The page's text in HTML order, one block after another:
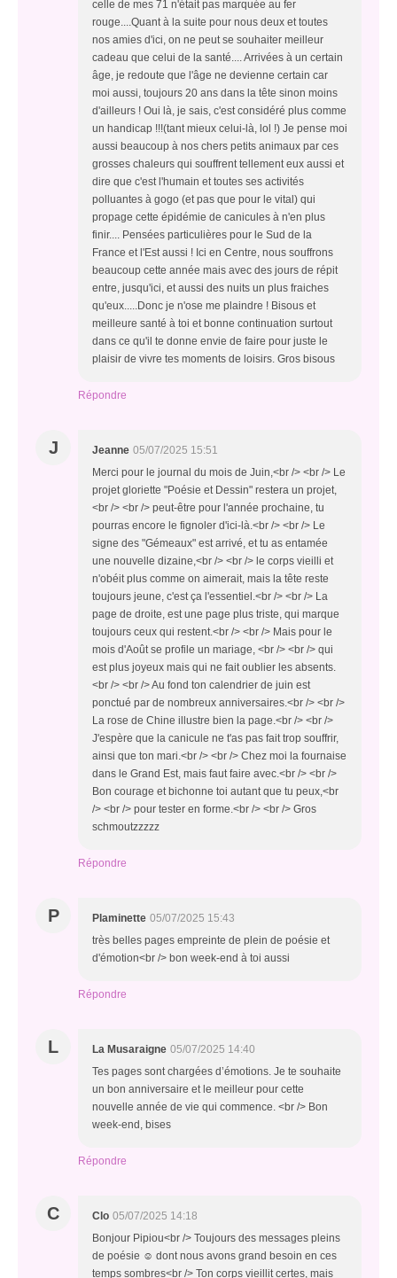
celle de mes 71 n'était pas marquée au fer
rouge....Quant à la suite pour nous deux et toutes
nos amies d'ici, on ne peut se souhaiter meilleur
cadeau que celui de la santé.... Arrivées à un certain
âge, je redoute que l'âge ne devienne certain car
moi aussi, toujours 20 ans dans la tête sinon moins
d'ailleurs ! Oui là, je sais, c'est considéré plus comme
un handicap !!!(tant mieux celui-là, lol !) Je pense moi
aussi beaucoup à nos chers petits animaux par ces
grosses chaleurs qui souffrent tellement eux aussi et
dire que c'est l'humain et toutes ses activités
polluantes à gogo (et pas que pour le vital) qui
propage cette épidémie de canicules à n'en plus
finir.... Pensées particulières pour le Sud de la
France et l'Est aussi ! Ici en Centre, nous souffrons
beaucoup cette année mais avec des jours de répit
entre, jusqu'ici, et aussi des nuits un plus fraiches
qu'eux.....Donc je n'ose me plaindre ! Bisous et
meilleure santé à toi et bonne continuation surtout
dans ce qu'il te donne envie de faire pour juste le
plaisir de vivre tes moments de loisirs. Gros bisous
Répondre
J Jeanne 05/07/2025 15:51
Merci pour le journal du mois de Juin,<br /> <br /> Le
projet gloriette "Poésie et Dessin" restera un projet,
<br /> <br /> peut-être pour l'année prochaine, tu
pourras encore le fignoler d'ici-là.<br /> <br /> Le
signe des "Gémeaux" est arrivé, et tu as entamée
une nouvelle dizaine,<br /> <br /> le corps vieilli et
n'obéit plus comme on aimerait, mais la tête reste
toujours jeune, c'est ça l'essentiel.<br /> <br /> La
page de droite, est une page plus triste, qui marque
toujours ceux qui restent.<br /> <br /> Mais pour le
mois d'Août se profile un mariage, <br /> <br /> qui
est plus joyeux mais qui ne fait oublier les absents.
<br /> <br /> Au fond ton calendrier de juin est
ponctué par de nombreux anniversaires.<br /> <br />
La rose de Chine illustre bien la page.<br /> <br />
J'espère que la canicule ne t'as pas fait trop souffrir,
ainsi que ton mari.<br /> <br /> Chez moi la fournaise
dans le Grand Est, mais faut faire avec.<br /> <br />
Bon courage et bichonne toi autant que tu peux,<br
/> <br /> pour tester en forme.<br /> <br /> Gros
schmoutzzzzz
Répondre
P Plaminette 05/07/2025 15:43
très belles pages empreinte de plein de poésie et
d'émotion<br /> bon week-end à toi aussi
Répondre
L La Musaraigne 05/07/2025 14:40
Tes pages sont chargées d’émotions. Je te souhaite
un bon anniversaire et le meilleur pour cette
nouvelle année de vie qui commence. <br /> Bon
week-end, bises
Répondre
C Clo 05/07/2025 14:18
Bonjour Pipiou<br /> Toujours des messages pleins
de poésie ☺️ dont nous avons grand besoin en ces
temps sombres<br /> Ton corps vieillit certes, mais